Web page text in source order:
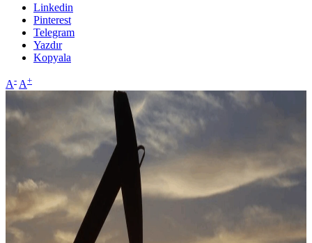
Linkedin
Pinterest
Telegram
Yazdır
Kopyala
A- A+